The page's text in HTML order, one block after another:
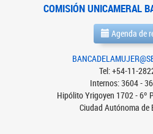
COMISIÓN UNICAMERAL
Agenda de
Tel: +54-11-
Internos: 3604 -
Hipólito Yrigoyen 1702 - 6º
Ciudad Autónoma de